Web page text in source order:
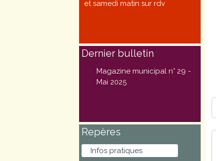
Réglementation
Démarches
Rhône
Médiathèque
et samedi matin sur rdv
Dernier bulletin
Magazine municipal n° 29 -
Mai 2025
Repères
Infos pratiques